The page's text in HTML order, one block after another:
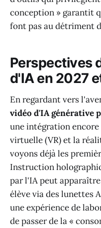
conception » garantit
font pas au détriment
Perspectives
d'IA en 2027
En regardant vers
vidéo d'IA générative
une intégration
virtuelle (VR) et la
voyons déjà les
Instruction
par l'IA peut
élève via des lunettes
une expérience de
de passer de la «